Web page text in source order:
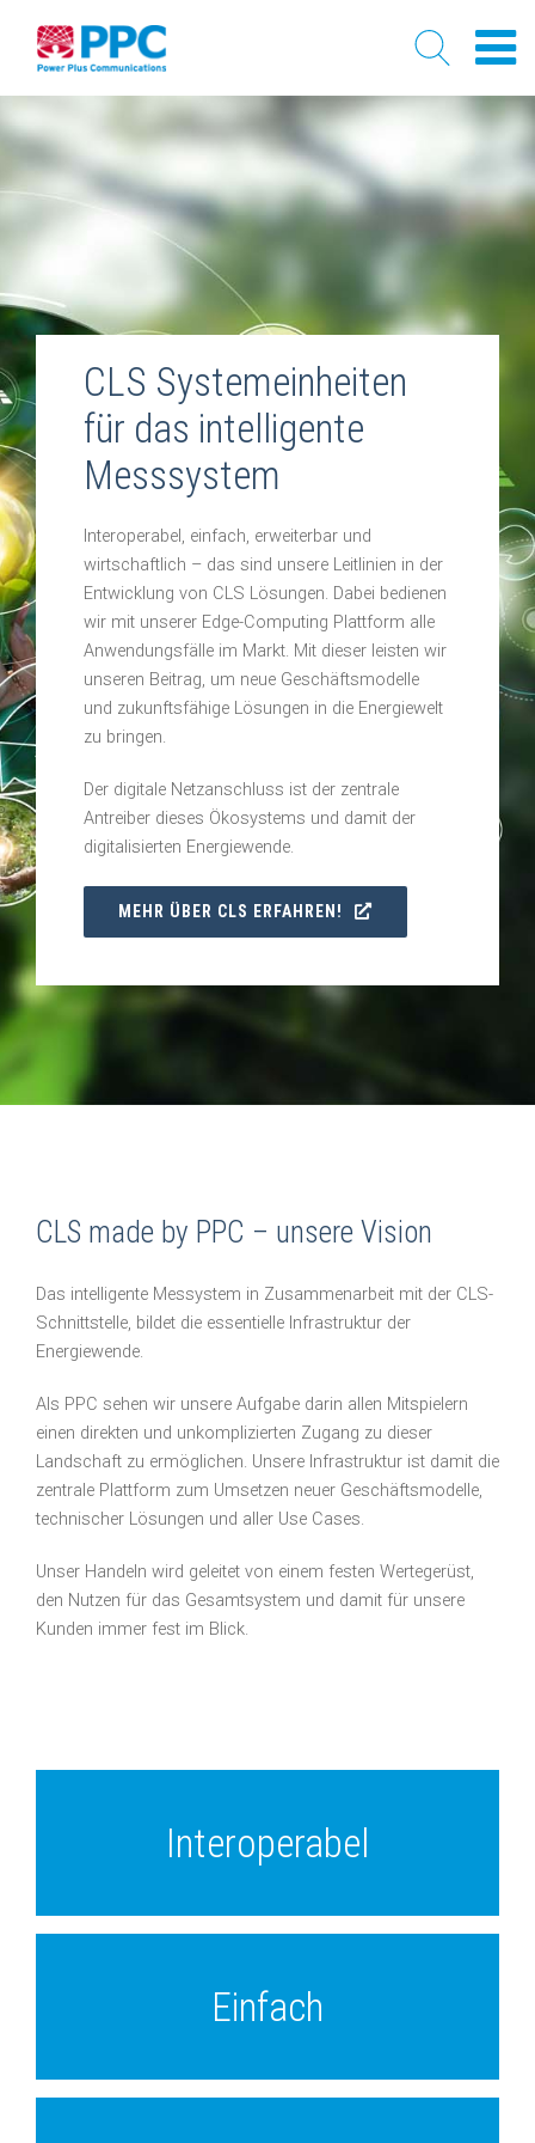
to
content
CLS Systemeinheiten
für das intelligente
Messsystem
Interoperabel, einfach, erweiterbar und
wirtschaftlich – das sind unsere Leitlinien in der
Entwicklung von CLS Lösungen. Dabei bedienen
wir mit unserer Edge-Computing Plattform alle
Anwendungsfälle im Markt. Mit dieser leisten wir
unseren Beitrag, um neue Geschäftsmodelle
und zukunftsfähige Lösungen in die Energiewelt
zu bringen.
Der digitale Netzanschluss ist der zentrale
Antreiber dieses Ökosystems und damit der
digitalisierten Energiewende.
MEHR ÜBER CLS ERFAHREN!
CLS made by PPC – unsere Vision
Das intelligente Messystem in Zusammenarbeit mit der CLS-
Schnittstelle, bildet die essentielle Infrastruktur der
Energiewende.
Als PPC sehen wir unsere Aufgabe darin allen Mitspielern
einen direkten und unkomplizierten Zugang zu dieser
Landschaft zu ermöglichen. Unsere Infrastruktur ist damit die
zentrale Plattform zum Umsetzen neuer Geschäftsmodelle,
technischer Lösungen und aller Use Cases.
Unser Handeln wird geleitet von einem festen Wertegerüst,
den Nutzen für das Gesamtsystem und damit für unsere
Kunden immer fest im Blick.
Interoperabel
Ob SMGW, Backendsystem oder
Anwendungshardware – wir können mit allen.
Einfach
Schnittstellen für eine einfache Integration.